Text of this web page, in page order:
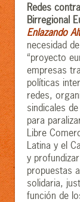
Redes
Birregional
Enlazando
necesidad
“proyecto
empresas
políticas
redes,
sindicales
para
Libre
Latina y el
y
propuestas
solidaria,
función de